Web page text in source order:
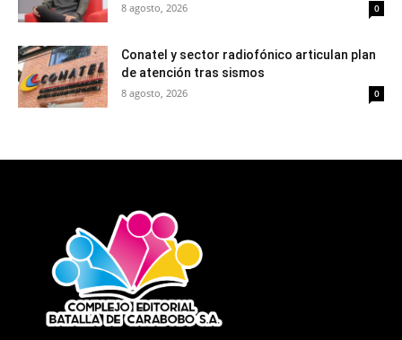
8 agosto, 2026 0
Conatel y sector radiofónico articulan plan
de atención tras sismos
8 agosto, 2026 0